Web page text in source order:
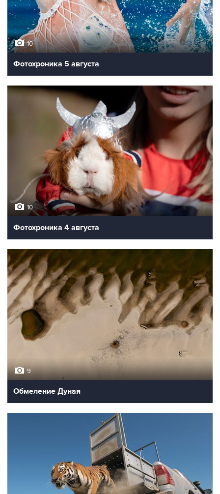
10
Фотохроника 5 августа
10
Фотохроника 4 августа
9
Обмеление Дуная